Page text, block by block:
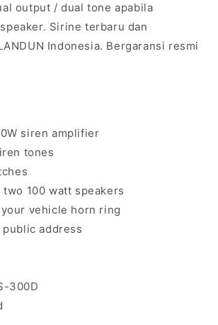
output / dual tone apabila
Sirine terbaru dan
Indonesia. Bergaransi resmi
siren amplifier
tones
100 watt speakers
vehicle horn ring
address
300D